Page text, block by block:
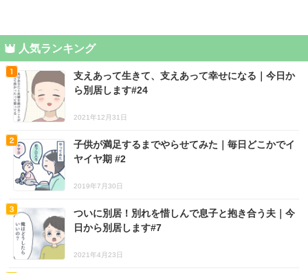
人気ランキング
支えあって生きて、支えあって幸せになる｜今日か
ら別居します#24
2021年12月31日
子供が満足するまでやらせてみた｜毎日どこかでイ
ヤイヤ期 #2
2019年7月30日
ついに別居！別れを惜しんで息子と抱き合う夫｜今
日から別居します#7
2021年4月23日